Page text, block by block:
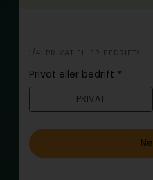
i
n
n
o
d
1/4: PRIVAT ELLER BEDRIFT?
Privat eller bedrift *
PRIVAT